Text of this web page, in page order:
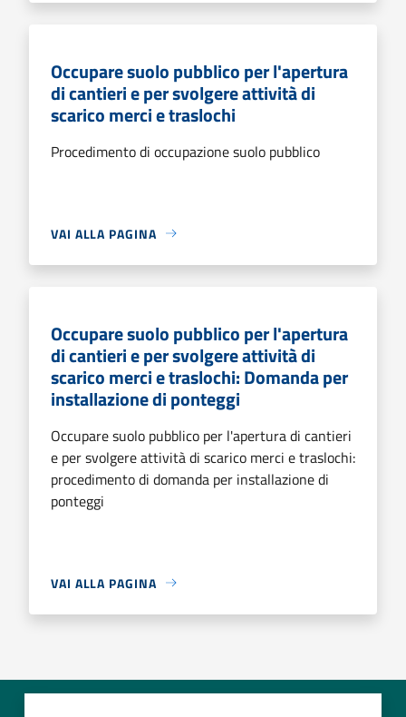
Occupare suolo pubblico per l'apertura
di cantieri e per svolgere attività di
scarico merci e traslochi
Procedimento di occupazione suolo pubblico
VAI ALLA PAGINA
Occupare suolo pubblico per l'apertura
di cantieri e per svolgere attività di
scarico merci e traslochi: Domanda per
installazione di ponteggi
Occupare suolo pubblico per l'apertura di cantieri
e per svolgere attività di scarico merci e traslochi:
procedimento di domanda per installazione di
ponteggi
VAI ALLA PAGINA